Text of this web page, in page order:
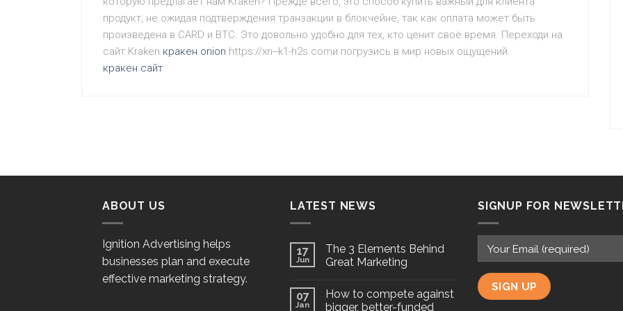
продукт, не ожидая подтверждения транзакции в блокчейне, так как оплата может быть
произведена в CARD и BTC. Это довольно удобно для тех, кто ценит своё время. Переходи на
сайт Kraken кракен onion https://xn--k1-h2s.comи погрузись в мир новых ощущений.
кракен сайт
ABOUT US
Ignition Advertising helps
businesses plan and execute
effective marketing strategy.
LATEST NEWS
17
Jun
The 3 Elements Behind
Great Marketing
07
Jan
How to compete against
bigger, better-funded
SIGNUP FOR